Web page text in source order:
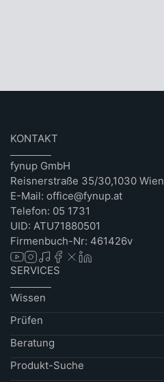
KONTAKT
fynup GmbH
Reisnerstraße 35/30,1030 Wien
E-Mail: office@fynup.at
Telefon: 05 1731
UID: ATU71880501
Firmenbuch-Nr: 461426v
SERVICES
Wissen
Prüfen
Beratung
Produkt-Suche